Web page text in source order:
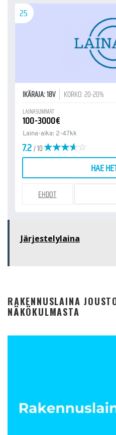
25
IKÄRAJA: 18V KORKO: 20-20%
LAINASUMMAT
100-3000€
Laina-aika: 2-47kk
7.2/ 10
HAE
EHDOT
Järjestelylaina
RAKENNUSLAINA
NÄKÖKULMASTA